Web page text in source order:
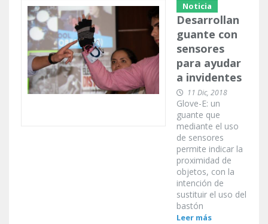
Noticia
Desarrollan
guante con
sensores
para ayudar
a invidentes
11 Dic, 2018
Glove-E: un
guante que
mediante el uso
de sensores
permite indicar la
proximidad de
objetos, con la
intención de
sustituir el uso del
bastón
Leer más